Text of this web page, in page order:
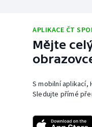
APLIKACE ČT
Mějte
S mobilní aplikací,
Sledujte přímé